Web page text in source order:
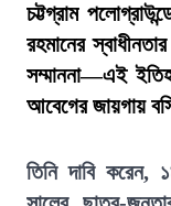
চট্টগ্রাম
রহমানের
সম্মাননা—এই
আবেগের জায়গায়
তিনি দাবি করেন,